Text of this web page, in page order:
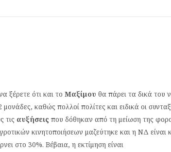
ξέρετε ότι και το Μαξίμου θα πάρει τα δικά του
καθώς πολλοί πολίτες και ειδικά οι
τις αυξήσεις που δόθηκαν από τη μείωση της
κινητοποιήσεων μαζεύτηκε και η ΝΔ είναι
στο 30%. Βέβαια, η εκτίμηση είναι